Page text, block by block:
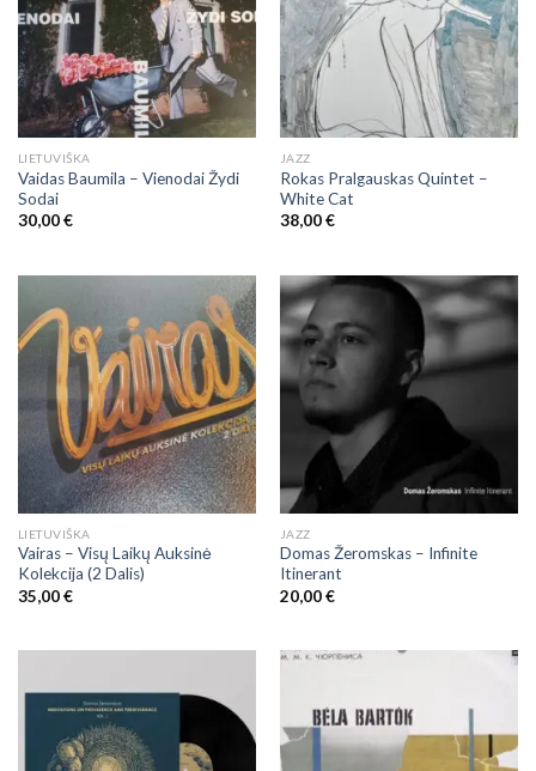
LIETUVIŠKA
Vaidas Baumila – Vienodai Žydi
Sodai
30,00€
JAZZ
Rokas Pralgauskas Quintet –
White Cat
38,00€
LIETUVIŠKA
Vairas – Visų Laikų Auksinė
Kolekcija (2 Dalis)
35,00€
JAZZ
Domas Žeromskas ‎– Infinite
Itinerant
20,00€